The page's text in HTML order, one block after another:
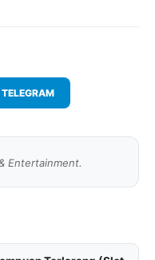
TELEGRAM
Entertainment.